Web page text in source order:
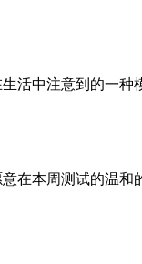
活中注意到的一种
在本周测试的温和